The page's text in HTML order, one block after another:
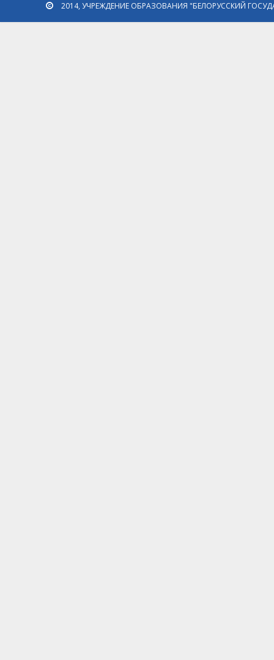
2014, УЧРЕЖДЕНИЕ ОБРАЗОВАНИЯ "БЕЛОРУССКИЙ